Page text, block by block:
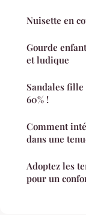
Nuisette en
Gourde
et ludique
Sandales
60% !
Comment
dans une
Adoptez les
pour un